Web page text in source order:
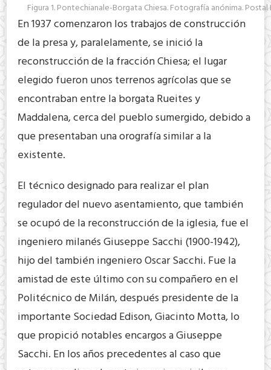
Figura 1. Pontechianale-Borgata Chiesa. Fotografía anónima. Postal
En 1937 comenzaron los trabajos de construcción
de la presa y, paralelamente, se inició la
reconstrucción de la fracción Chiesa; el lugar
elegido fueron unos terrenos agrícolas que se
encontraban entre la borgata Rueites y
Maddalena, cerca del pueblo sumergido, debido a
que presentaban una orografía similar a la
existente.
El técnico designado para realizar el plan
regulador del nuevo asentamiento, que también
se ocupó de la reconstrucción de la iglesia, fue el
ingeniero milanés Giuseppe Sacchi (1900-1942),
hijo del también ingeniero Oscar Sacchi. Fue la
amistad de este último con su compañero en el
Politécnico de Milán, después presidente de la
importante Sociedad Edison, Giacinto Motta, lo
que propició notables encargos a Giuseppe
Sacchi. En los años precedentes al caso que